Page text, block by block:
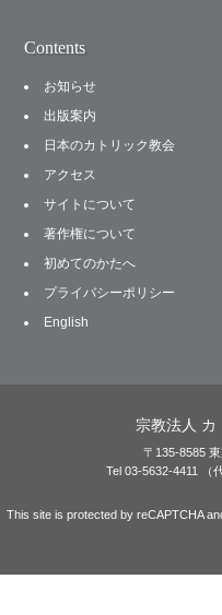
Contents
お知らせ
出版案内
日本のカトリック教会
アクセス
サイトについて
著作権について
初めてのかたへ
プライバシーポリシー
English
宗教法人 カ
〒135-8585
Tel 03-5632-4411 （
This site is protected by reCAPTCHA